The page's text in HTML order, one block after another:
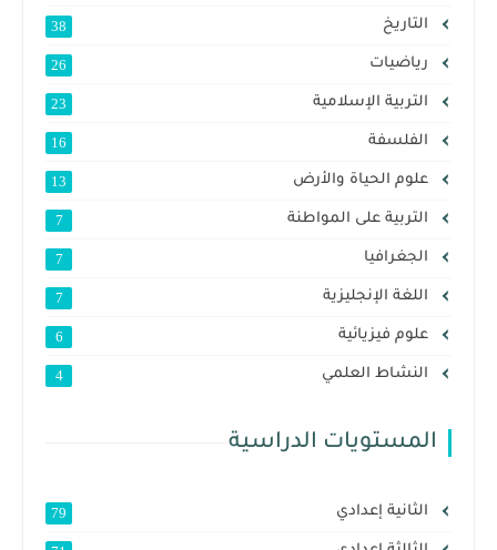
التاريخ 38
رياضيات 26
التربية الإسلامية 23
الفلسفة 16
علوم الحياة والأرض 13
التربية على المواطنة 7
الجغرافيا 7
اللغة الإنجليزية 7
علوم فيزيائية 6
النشاط العلمي 4
المستويات الدراسية
الثانية إعدادي 79